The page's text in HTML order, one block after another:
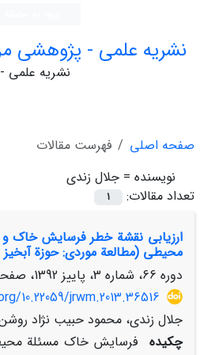
نشریه علمی - پژوهشی
نشریه علمی
صفحه اصلی
فهرست مقالات
نویسنده = جلال زندی
تعداد مقالات:
1
ارزیابی نقشة خطر فرسایش خاک و
محیطی (مطالعة موردی: حوزة آبخیز
دوره 66، شماره 3، پاییز 1392، صفحه
10.22059/jrwm.2013.36516
جلال زندی، محمود حبیب نژاد
چکیده فرسایش خاک مسئلة